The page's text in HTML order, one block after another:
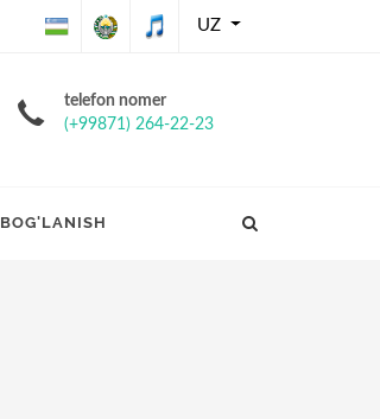
Respublikasining
RespublikasiRespublikasi
UZ
telefon nomer
(+99871) 264-22-23
BOG'LANISH